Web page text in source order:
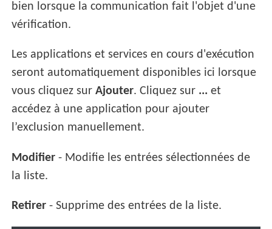
bien lorsque la communication fait l'objet d'une
vérification.
Les applications et services en cours d'exécution
seront automatiquement disponibles ici lorsque
vous cliquez surAjouter. Cliquez sur ... et
accédez à une application pour ajouter
l’exclusion manuellement.
Modifier - Modifie les entrées sélectionnées de
la liste.
Retirer - Supprime des entrées de la liste.